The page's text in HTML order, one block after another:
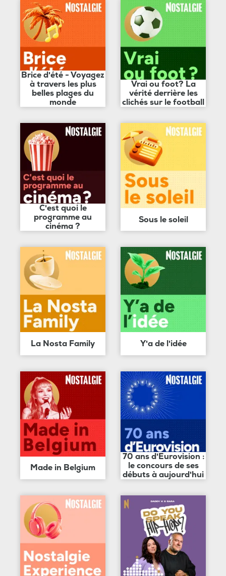
Brice d'été - Voyagez
à travers les plus
belles plages du
monde
Vrai ou foot? La
vérité derrière les
clichés sur le football
C'est quoi le
programme au
cinéma ?
Sous le soleil
La Nosta Family Y'a de l'idée
Made in Belgium
70 ans d'Eurovision :
le concours de ses
débuts à aujourd'hui